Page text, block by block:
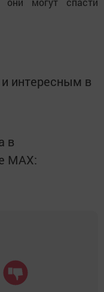
интересным в
в
MАХ: